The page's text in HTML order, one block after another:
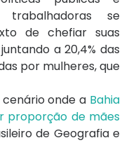
trabalhadoras se
de chefiar suas
a 20,4% das
por mulheres, que
onde a Bahia
proporção de mães
de Geografia e